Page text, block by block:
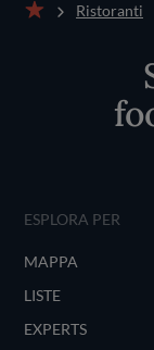
Ristoranti
ESPLORA PER
MAPPA
LISTE
EXPERTS